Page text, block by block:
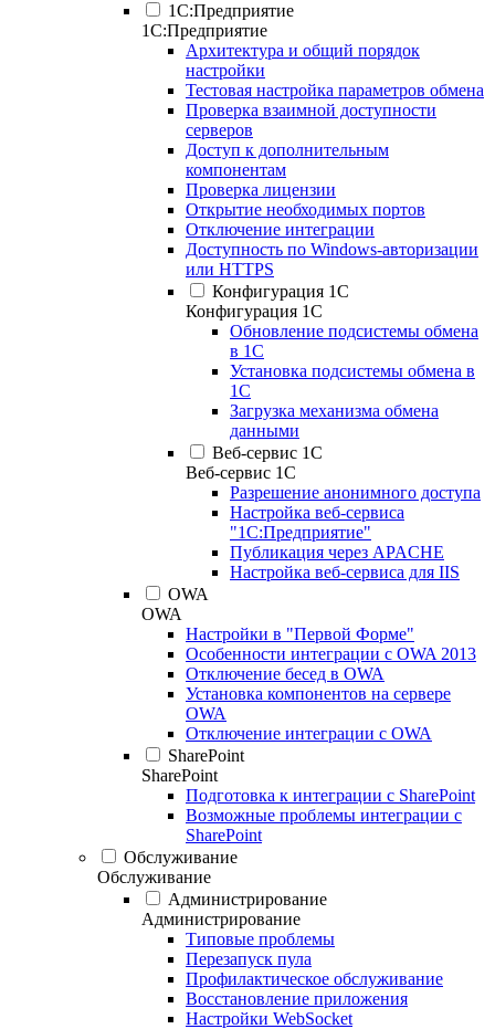
1С:Предприятие
1С:Предприятие
Архитектура и общий порядок
настройки
Тестовая настройка параметров обмена
Проверка взаимной доступности
серверов
Доступ к дополнительным
компонентам
Проверка лицензии
Открытие необходимых портов
Отключение интеграции
Доступность по Windows-авторизации
или HTTPS
Конфигурация 1С
Конфигурация 1С
Обновление подсистемы обмена
в 1С
Установка подсистемы обмена в
1С
Загрузка механизма обмена
данными
Веб-сервис 1С
Веб-сервис 1С
Разрешение анонимного доступа
Настройка веб-сервиса
"1С:Предприятие"
Публикация через APACHE
Настройка веб-сервиса для IIS
OWA
OWA
Настройки в "Первой Форме"
Особенности интеграции с OWA 2013
Отключение бесед в OWA
Установка компонентов на сервере
OWA
Отключение интеграции с OWA
SharePoint
SharePoint
Подготовка к интеграции с SharePoint
Возможные проблемы интеграции с
SharePoint
Обслуживание
Обслуживание
Администрирование
Администрирование
Типовые проблемы
Перезапуск пула
Профилактическое обслуживание
Восстановление приложения
Настройки WebSocket